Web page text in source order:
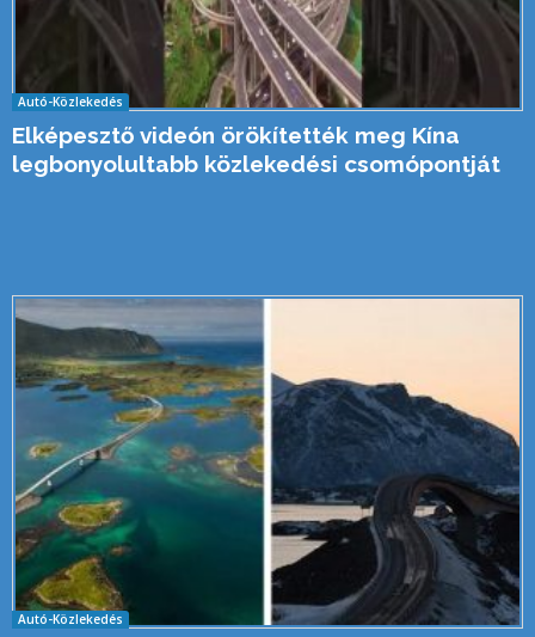
Autó-Közlekedés
Elképesztő videón örökítették meg Kína
legbonyolultabb közlekedési csomópontját
Autó-Közlekedés